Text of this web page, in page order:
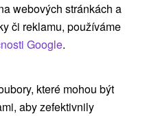
(3)
(2) Priváty
webových stránkách a
či reklamu, používáme
Google.
které mohou být
aby zefektivnily